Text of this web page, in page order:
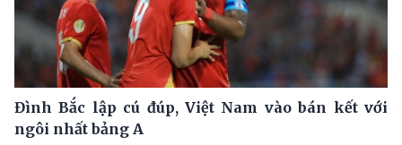
Đình Bắc lập cú đúp, Việt Nam vào bán kết với
ngôi nhất bảng A